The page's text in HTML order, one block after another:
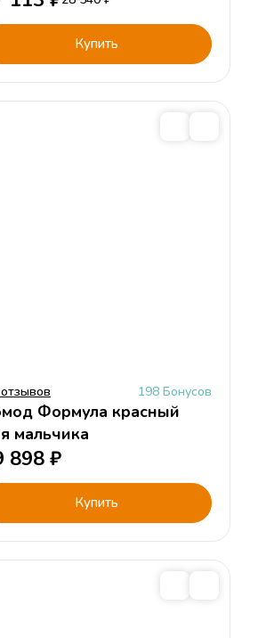
Купить
198 Бонусов
Формула красный
мальчика
898 ₽
Купить